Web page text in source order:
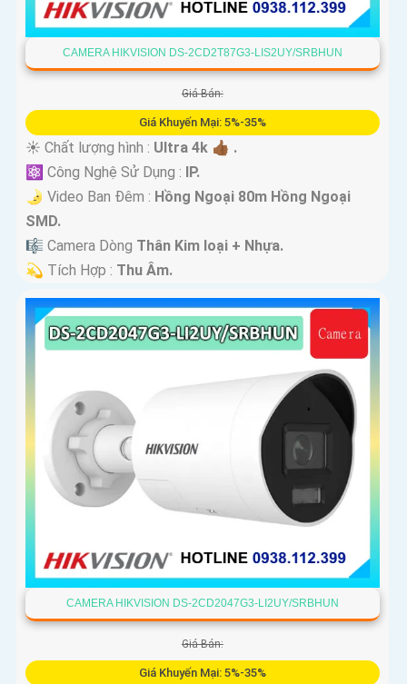
CAMERA HIKVISION DS-2CD2T87G3-LIS2UY/SRBHUN
Giá Bán:
Giá Khuyến Mại: 5%-35%
☀️ Chất lượng hình : Ultra 4k 👍🏾 .
⚛️ Công Nghệ Sử Dụng : IP.
🌛 Video Ban Đêm : Hồng Ngoại 80m Hồng Ngoại
SMD.
🎼️ Camera Dòng Thân Kim loại + Nhựa.
️💫 Tích Hợp : Thu Âm.
CAMERA HIKVISION DS-2CD2047G3-LI2UY/SRBHUN
Giá Bán:
Giá Khuyến Mại: 5%-35%